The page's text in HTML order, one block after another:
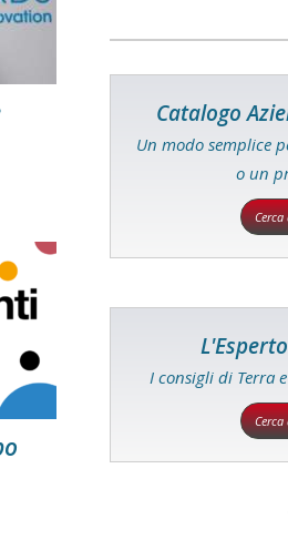
Catalogo
Un modo semplice
o un
Cerca
I consigli di Terra
Cerca